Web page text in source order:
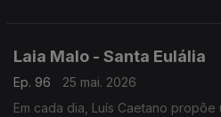
Laia Malo - Santa Eulália
Ep. 96
25 mai. 2026
Em cada dia, Luís Caetano